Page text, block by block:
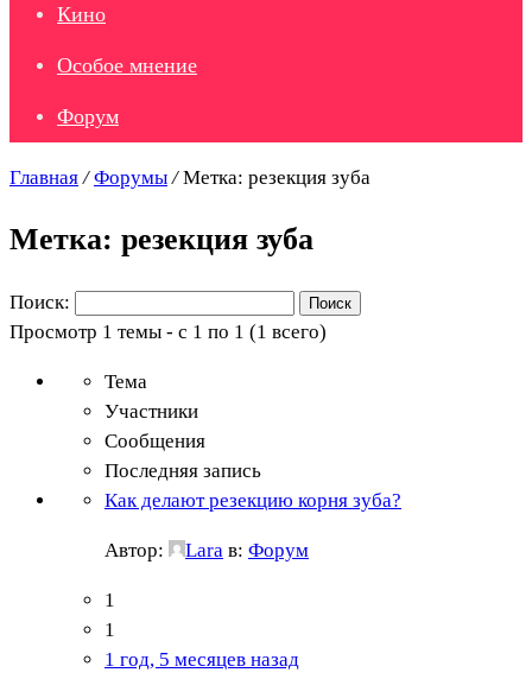
Кино
Особое мнение
Форум
Главная / Форумы / Метка: резекция зуба
Метка: резекция зуба
Поиск:
Просмотр 1 темы - с 1 по 1 (1 всего)
Тема
Участники
Сообщения
Последняя запись
Как делают резекцию корня зуба?
Автор: Lara в: Форум
1
1
1 год, 5 месяцев назад